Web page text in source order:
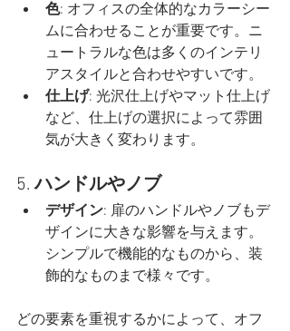
色: オフィスの全体的なカラーシー
ムに合わせることが重要です。ニ
ュートラルな色は多くのインテリ
アスタイルと合わせやすいです。
仕上げ: 光沢仕上げやマット仕上げ
など、仕上げの選択によって雰囲
気が大きく変わります。
5. ハンドルやノブ
デザイン: 扉のハンドルやノブもデ
ザインに大きな影響を与えます。
シンプルで機能的なものから、装
飾的なものまで様々です。
どの要素を重視するかによって、オフ